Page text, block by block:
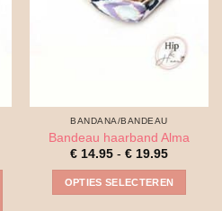
BANDANA/BANDEAU
Bandeau haarband Alma
€ 14.95 - € 19.95
tot
€ 19.95
OPTIES SELECTEREN